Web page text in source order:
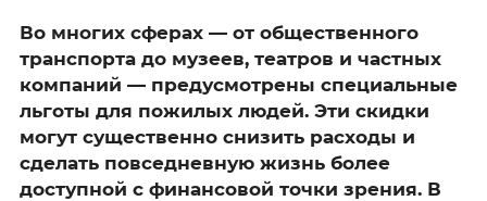
Во многих сферах — от общественного
транспорта до музеев, театров и частных
компаний — предусмотрены специальные
льготы для пожилых людей. Эти скидки
могут существенно снизить расходы и
сделать повседневную жизнь более
доступной с финансовой точки зрения. В